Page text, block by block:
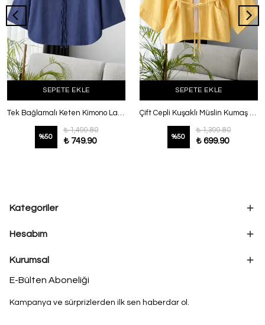
SEPETE EKLE
Tek Bağlamalı Keten Kimono Lacivert
%50
₺ 1,499.80
₺ 749.90
SEPETE EKLE
Çift Cepli Kuşaklı Müslin Kumaş Kimono Sarı
%50
₺ 1,399.80
₺ 699.90
Kategoriler
Hesabım
Kurumsal
E-Bülten Aboneliği
Kampanya ve sürprizlerden ilk sen haberdar ol.